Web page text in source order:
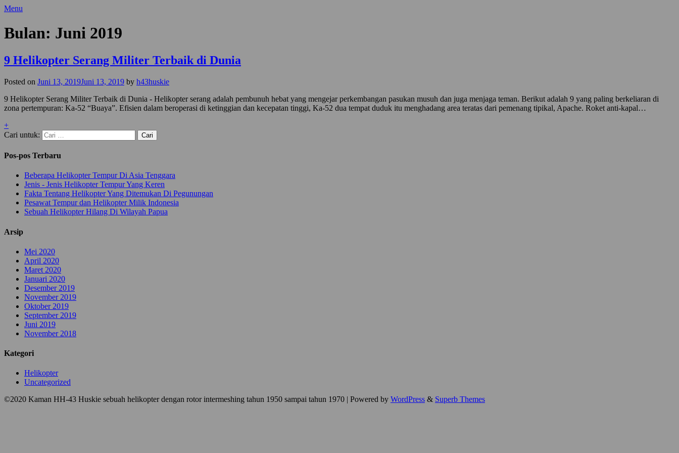
Menu
Bulan: Juni 2019
9 Helikopter Serang Militer Terbaik di Dunia
Posted on Juni 13, 2019Juni 13, 2019 by h43huskie
9 Helikopter Serang Militer Terbaik di Dunia - Helikopter serang adalah pembunuh hebat yang mengejar perkembangan pasukan musuh dan juga menjaga teman. Berikut adalah 9 yang paling berkeliaran di
zona pertempuran: Ka-52 “Buaya”. Efisien dalam beroperasi di ketinggian dan kecepatan tinggi, Ka-52 dua tempat duduk itu menghadang area teratas dari pemenang tipikal, Apache. Roket anti-kapal…
+
Cari untuk:
Pos-pos Terbaru
Beberapa Helikopter Tempur Di Asia Tenggara
Jenis - Jenis Helikopter Tempur Yang Keren
Fakta Tentang Helikopter Yang Ditemukan Di Pegunungan
Pesawat Tempur dan Helikopter Milik Indonesia
Sebuah Helikopter Hilang Di Wilayah Papua
Arsip
Mei 2020
April 2020
Maret 2020
Januari 2020
Desember 2019
November 2019
Oktober 2019
September 2019
Juni 2019
November 2018
Kategori
Helikopter
Uncategorized
©2020 Kaman HH-43 Huskie sebuah helikopter dengan rotor intermeshing tahun 1950 sampai tahun 1970 | Powered by WordPress & Superb Themes